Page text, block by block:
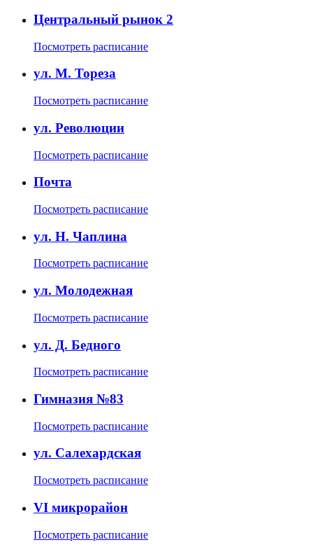
Центральный рынок 2
Посмотреть расписание
ул. М. Тореза
Посмотреть расписание
ул. Революции
Посмотреть расписание
Почта
Посмотреть расписание
ул. Н. Чаплина
Посмотреть расписание
ул. Молодежная
Посмотреть расписание
ул. Д. Бедного
Посмотреть расписание
Гимназия №83
Посмотреть расписание
ул. Салехардская
Посмотреть расписание
VI микрорайон
Посмотреть расписание